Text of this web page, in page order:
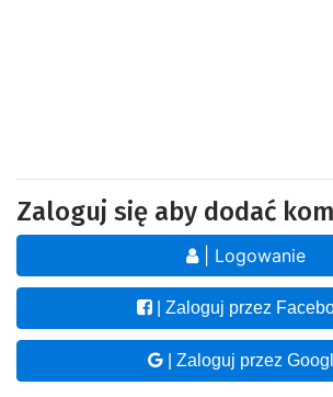
Zaloguj się aby dodać
| Logowanie
| Zaloguj przez
| Zaloguj przez